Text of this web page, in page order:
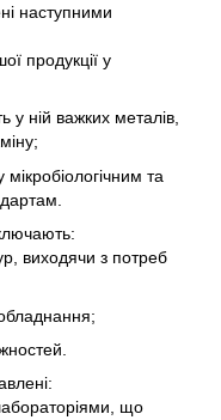
наступними
продукції у
у ній важких металів,
мікробіологічним та
виходячи з потреб
що